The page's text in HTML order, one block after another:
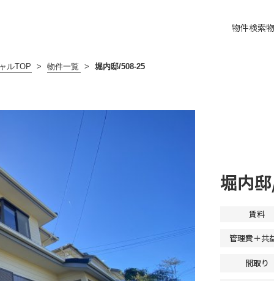
物件検索
ルTOP > 物件一覧 > 堀内邸/508-25
堀内
賃料
管理費＋共
間取り